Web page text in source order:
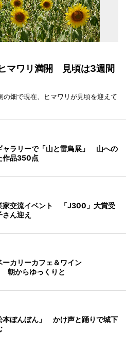
マワリ満開 見頃は3週間
畑で現在、ヒマワリが見頃を迎えて
ャラリーで「山と雷鳥展」 山への
作品350点
家交流イベント 「J300」大賞受
ん迎え
ーカリーカフェ＆ワイン
朝からゆっくりと
本ぼんぼん」 かけ声と踊りで城下